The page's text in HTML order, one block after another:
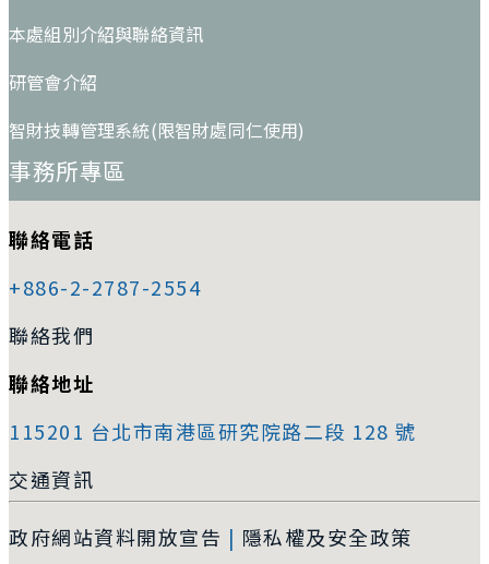
本處組別介紹與聯絡資訊
研管會介紹
智財技轉管理系統(限智財處同仁使用)
事務所專區
聯絡電話
+886-2-2787-2554
聯絡我們
聯絡地址
115201 台北市南港區研究院路二段 128 號
交通資訊
政府網站資料開放宣告 | 隱私權及安全政策